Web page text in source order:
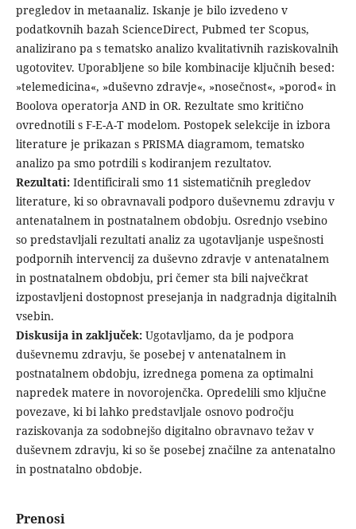
pregledov in metaanaliz. Iskanje je bilo izvedeno v
podatkovnih bazah ScienceDirect, Pubmed ter Scopus,
analizirano pa s tematsko analizo kvalitativnih raziskovalnih
ugotovitev. Uporabljene so bile kombinacije ključnih besed:
»telemedicina«, »duševno zdravje«, »nosečnost«, »porod« in
Boolova operatorja AND in OR. Rezultate smo kritično
ovrednotili s F-E-A-T modelom. Postopek selekcije in izbora
literature je prikazan s PRISMA diagramom, tematsko
analizo pa smo potrdili s kodiranjem rezultatov.
Rezultati:Identificirali smo 11 sistematičnih pregledov
literature, ki so obravnavali podporo duševnemu zdravju v
antenatalnem in postnatalnem obdobju. Osrednjo vsebino
so predstavljali rezultati analiz za ugotavljanje uspešnosti
podpornih intervencij za duševno zdravje v antenatalnem
in postnatalnem obdobju, pri čemer sta bili največkrat
izpostavljeni dostopnost presejanja in nadgradnja digitalnih
vsebin.
Diskusija in zaključek:Ugotavljamo, da je podpora
duševnemu zdravju, še posebej v antenatalnem in
postnatalnem obdobju, izrednega pomena za optimalni
napredek matere in novorojenčka. Opredelili smo ključne
povezave, ki bi lahko predstavljale osnovo področju
raziskovanja za sodobnejšo digitalno obravnavo težav v
duševnem zdravju, ki so še posebej značilne za antenatalno
in postnatalno obdobje.
Prenosi